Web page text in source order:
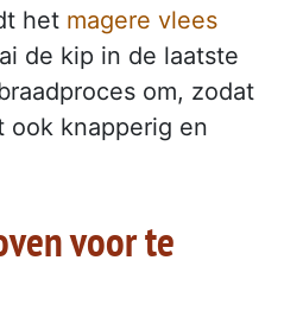
het magere vlees
de kip in de laatste
om, zodat
ook knapperig en
voor te